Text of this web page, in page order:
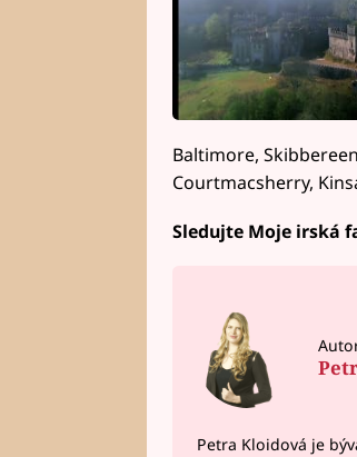
Baltimore,
Courtmacsherry,
Sledujte Moje irská
Petra Kloidová je